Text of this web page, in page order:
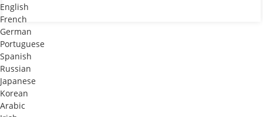
English
French
German
Portuguese
Spanish
Russian
Japanese
Korean
Arabic